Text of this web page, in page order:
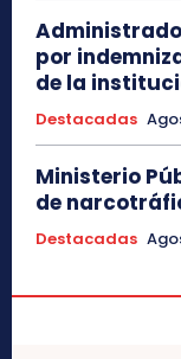
por
de la
Destacadas
Ministerio
de
Destacadas